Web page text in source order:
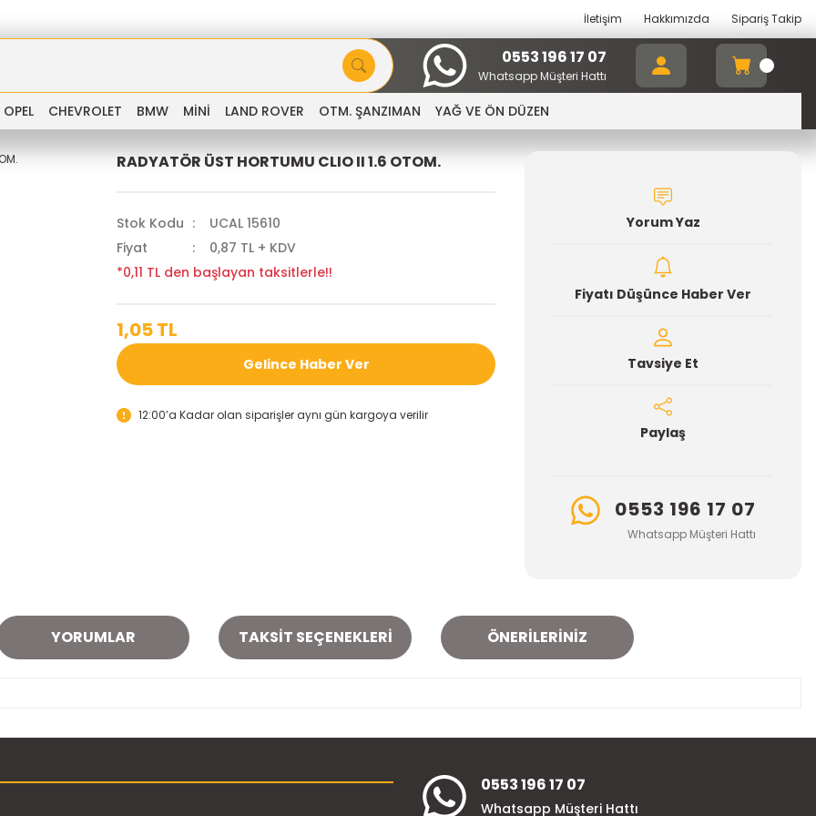
İletişim Hakkımızda Sipariş Takip
0553 196 17 07
Whatsapp Müşteri Hattı
OPEL CHEVROLET BMW MİNİ LAND ROVER OTM. ŞANZIMAN YAĞ VE ÖN DÜZEN
RADYATÖR ÜST HORTUMU CLIO II 1.6 OTOM.
Stok Kodu
UCAL 15610
Fiyat
0,87 TL + KDV
*0,11 TL den başlayan taksitlerle!!
1,05 TL
Gelince Haber Ver
12:00’a Kadar olan siparişler aynı gün kargoya verilir
Yorum Yaz
Fiyatı Düşünce Haber Ver
Tavsiye Et
Paylaş
0553 196 17 07
Whatsapp Müşteri Hattı
YORUMLAR TAKSIT SEÇENEKLERI ÖNERILERINIZ
Bu ürüne ilk yorumu siz yapın! 0553 196 17 07
Whatsapp Müşteri Hattı